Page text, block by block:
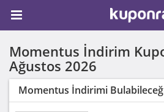
Momentus İndirim
Ağustos 2026
Momentus İndirimi